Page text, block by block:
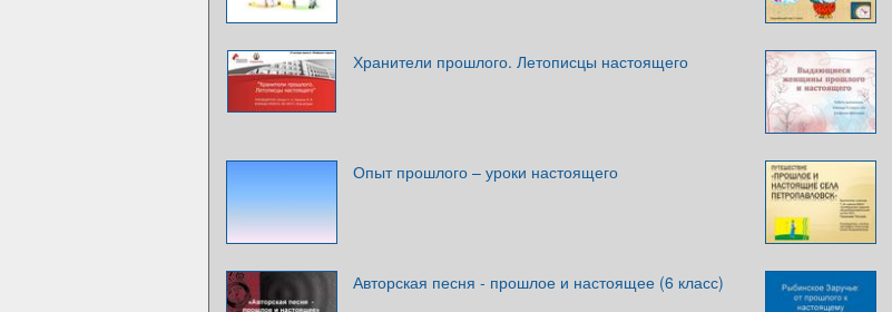
Хранители прошлого. Летописцы настоящего
Опыт прошлого – уроки настоящего
Авторская песня - прошлое и настоящее (6 класс)